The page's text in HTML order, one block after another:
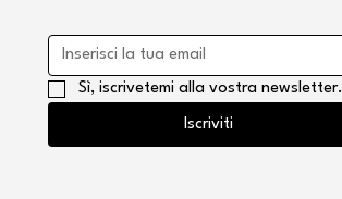
Sì, iscrivetemi alla vostra newsletter.
Iscriviti